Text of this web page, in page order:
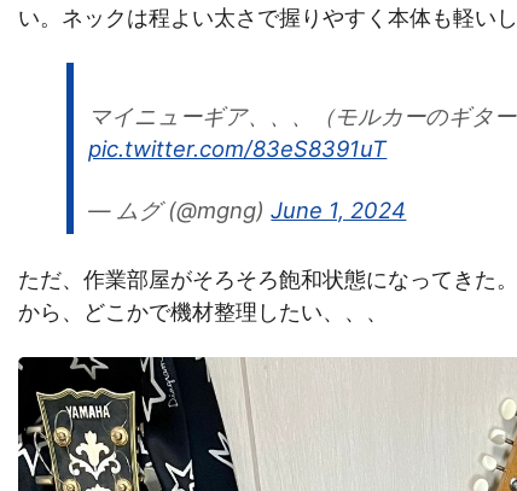
い。ネックは程よい太さで握りやすく本体も軽い
マイニューギア、、、（モルカーのギター
pic.twitter.com/83eS8391uT
— ムグ (@mgng)June 1, 2024
ただ、作業部屋がそろそろ飽和状態になってきた
から、どこかで機材整理したい、、、